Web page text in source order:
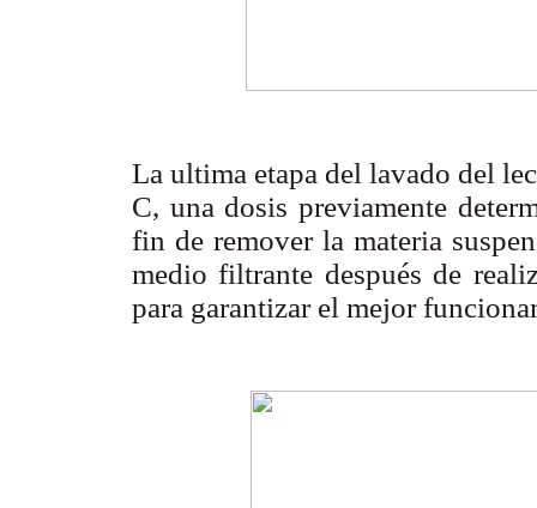
La ultima etapa del lavado del
C, una dosis previamente
fin de remover la materia
medio filtrante después de
para garantizar el mejor